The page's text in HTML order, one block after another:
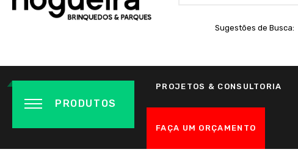
Sugestões de Busca:
PRODUTOS
PROJETOS & CONSULTORIA
FAÇA UM ORÇAMENTO